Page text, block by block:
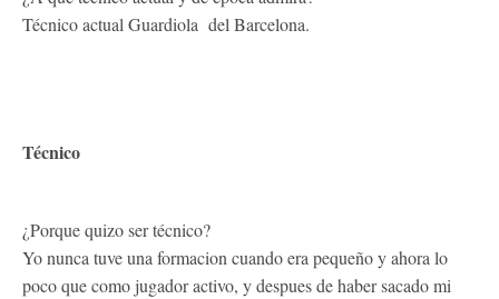
Técnico actual Guardiola del Barcelona.
Técnico
¿Porque quizo ser técnico?
Yo nunca tuve una formacion cuando era pequeño y ahora lo
poco que como jugador activo, y despues de haber sacado mi